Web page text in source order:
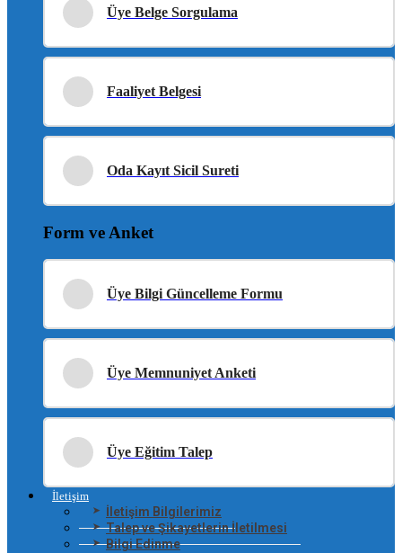
Üye Belge Sorgulama
Faaliyet Belgesi
Oda Kayıt Sicil Sureti
Form ve Anket
Üye Bilgi Güncelleme Formu
Üye Memnuniyet Anketi
Üye Eğitim Talep
İletişim
İletişim Bilgilerimiz
Talep ve Şikayetlerin İletilmesi
Bilgi Edinme